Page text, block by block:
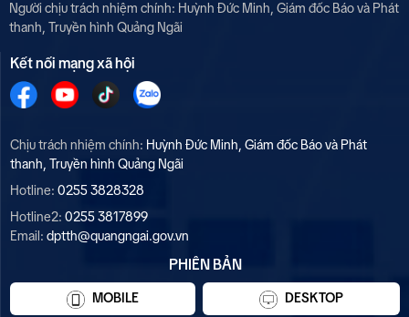
Người chịu trách nhiệm chính: Huỳnh Đức Minh, Giám đốc Báo và Phát
thanh, Truyền hình Quảng Ngãi
Kết nối mạng xã hội
Chịu trách nhiệm chính: Huỳnh Đức Minh, Giám đốc Báo và Phát
thanh, Truyền hình Quảng Ngãi
Hotline: 0255 3828328
Hotline2: 0255 3817899
Email: dptth@quangngai.gov.vn
PHIÊN BẢN
MOBILE DESKTOP